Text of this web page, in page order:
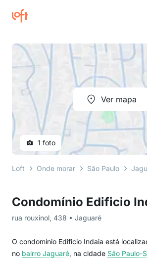
Condomínio Edificio
rua rouxinol, 438 • Jaguaré
O condomínio Edificio Indaia está
no bairro Jaguaré, na cidade São Paulo-
Ver mapa
1 foto
Loft Onde morar São Paulo